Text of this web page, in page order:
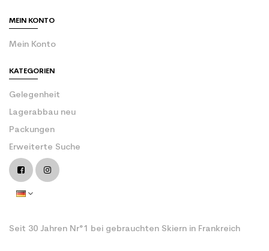
MEIN KONTO
Mein Konto
KATEGORIEN
Gelegenheit
Lagerabbau neu
Packungen
Erweiterte Suche
Seit 30 Jahren Nr°1 bei gebrauchten Skiern in Frankreich